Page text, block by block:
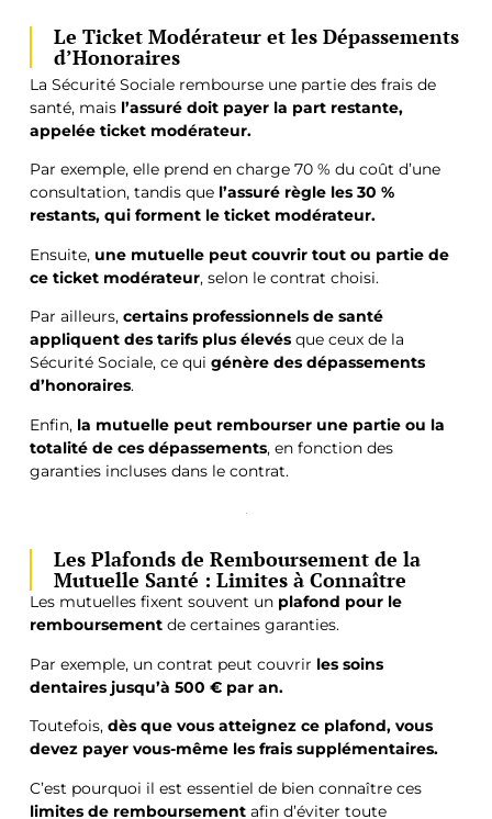
Le Ticket Modérateur et les Dépassements
d’Honoraires
La Sécurité Sociale rembourse une partie des frais de
santé, mais l’assuré doit payer la part restante,
appelée ticket modérateur.
Par exemple, elle prend en charge 70 % du coût d’une
consultation, tandis que l’assuré règle les 30 %
restants, qui forment le ticket modérateur.
Ensuite, une mutuelle peut couvrir tout ou partie de
ce ticket modérateur, selon le contrat choisi.
Par ailleurs, certains professionnels de santé
appliquent des tarifs plus élevésque ceux de la
Sécurité Sociale, ce qui génère des dépassements
d’honoraires.
Enfin, la mutuelle peut rembourser une partie ou la
totalité de ces dépassements, en fonction des
garanties incluses dans le contrat.
Les mutuelles fixent souvent un plafond pour le
remboursementde certaines garanties.
Par exemple, un contrat peut couvrir les soins
dentaires jusqu’à 500 € par an.
Toutefois, dès que vous atteignez ce plafond, vous
devez payer vous-même les frais supplémentaires.
C’est pourquoi il est essentiel de bien connaître ces
limites de remboursementafin d’éviter toute
Les Plafonds de Remboursement de la
Mutuelle Santé : Limites à Connaître